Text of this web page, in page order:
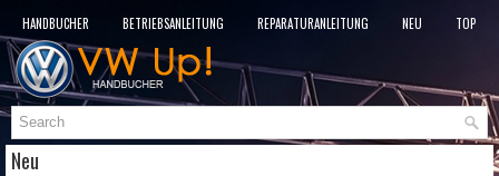
HANDBÜCHER BETRIEBSANLEITUNG REPARATURANLEITUNG NEU
TOP
SITEMAP
Neu